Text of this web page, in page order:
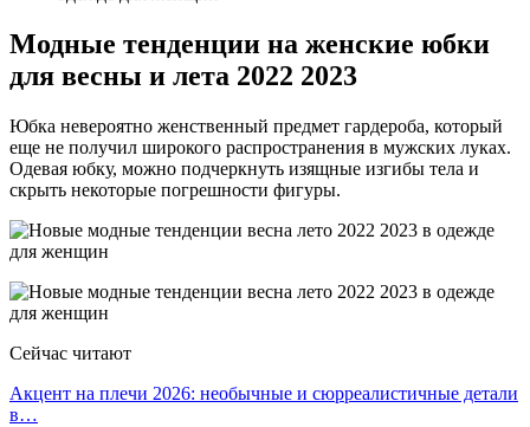
Модные тенденции на женские юбки
для весны и лета 2022 2023
Юбка невероятно женственный предмет гардероба, который
еще не получил широкого распространения в мужских луках.
Одевая юбку, можно подчеркнуть изящные изгибы тела и
скрыть некоторые погрешности фигуры.
Сейчас читают
Акцент на плечи 2026: необычные и сюрреалистичные детали
в…